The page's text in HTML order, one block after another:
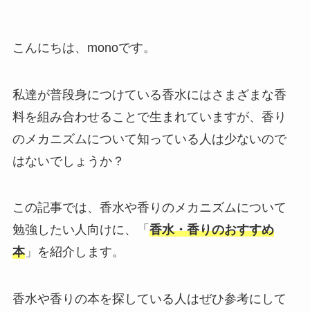
こんにちは、monoです。
私達が普段身につけている香水にはさまざまな香
料を組み合わせることで生まれていますが、香り
のメカニズムについて知っている人は少ないので
はないでしょうか？
この記事では、香水や香りのメカニズムについて
勉強したい人向けに、「 香水・香りのおすすめ
本」を紹介します。
香水や香りの本を探している人はぜひ参考にして